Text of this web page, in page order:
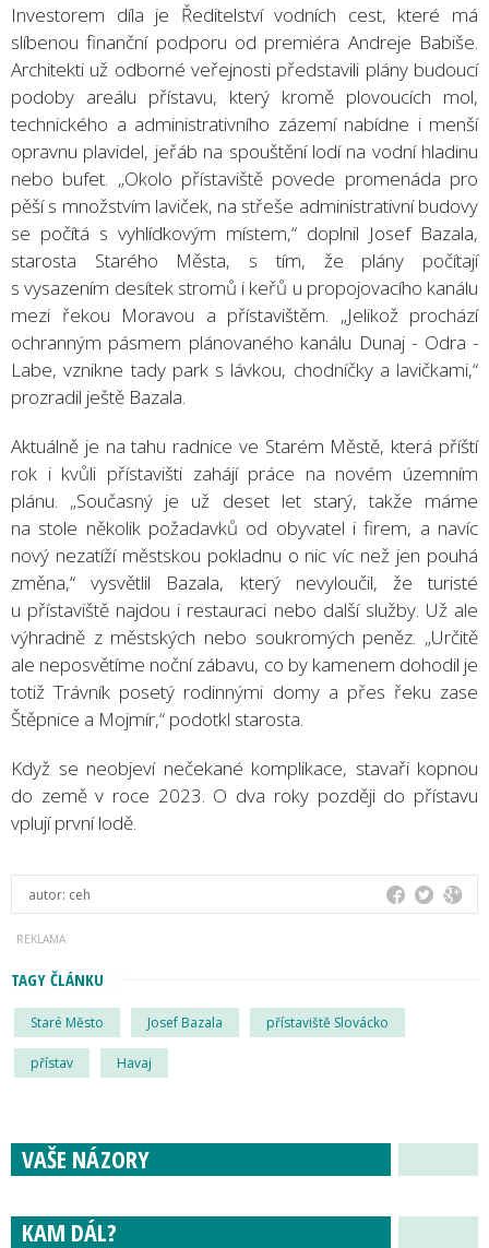
Investorem díla je Ředitelství vodních cest, které má
slíbenou finanční podporu od premiéra Andreje Babiše.
Architekti už odborné veřejnosti představili plány budoucí
podoby areálu přístavu, který kromě plovoucích mol,
technického a administrativního zázemí nabídne i menší
opravnu plavidel, jeřáb na spouštění lodí na vodní hladinu
nebo bufet. „Okolo přístaviště povede promenáda pro
pěší s množstvím laviček, na střeše administrativní budovy
se počítá s vyhlídkovým místem,“ doplnil Josef Bazala,
starosta Starého Města, s tím, že plány počítají
s vysazením desítek stromů i keřů u propojovacího kanálu
mezi řekou Moravou a přístavištěm. „Jelikož prochází
ochranným pásmem plánovaného kanálu Dunaj - Odra -
Labe, vznikne tady park s lávkou, chodníčky a lavičkami,“
prozradil ještě Bazala.
Aktuálně je na tahu radnice ve Starém Městě, která příští
rok i kvůli přístavišti zahájí práce na novém územním
plánu. „Současný je už deset let starý, takže máme
na stole několik požadavků od obyvatel i firem, a navíc
nový nezatíží městskou pokladnu o nic víc než jen pouhá
změna,“ vysvětlil Bazala, který nevyloučil, že turisté
u přístaviště najdou i restauraci nebo další služby. Už ale
výhradně z městských nebo soukromých peněz. „Určitě
ale neposvětíme noční zábavu, co by kamenem dohodil je
totiž Trávník posetý rodinnými domy a přes řeku zase
Štěpnice a Mojmír,“ podotkl starosta.
Když se neobjeví nečekané komplikace, stavaři kopnou
do země v roce 2023. O dva roky později do přístavu
vplují první lodě.
autor: ceh
TAGY ČLÁNKU
Staré Město Josef Bazala přístaviště Slovácko
přístav Havaj
VAŠE NÁZORY
KAM DÁL?